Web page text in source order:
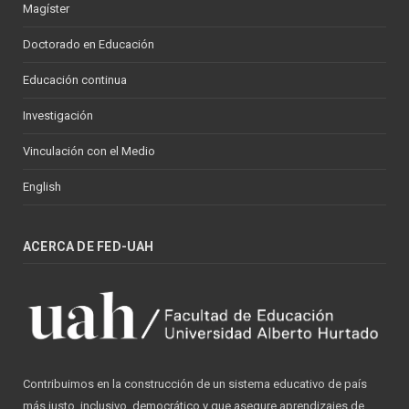
Magíster
Doctorado en Educación
Educación continua
Investigación
Vinculación con el Medio
English
ACERCA DE FED-UAH
Contribuimos en la construcción de un sistema educativo de país
más justo, inclusivo, democrático y que asegure aprendizajes de